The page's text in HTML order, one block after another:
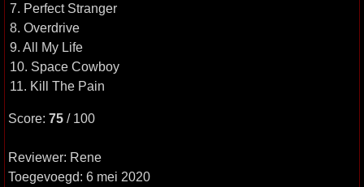
7. Perfect Stranger
8. Overdrive
9. All My Life
10. Space Cowboy
11. Kill The Pain
Score: 75 / 100
Reviewer: Rene
Toegevoegd: 6 mei 2020